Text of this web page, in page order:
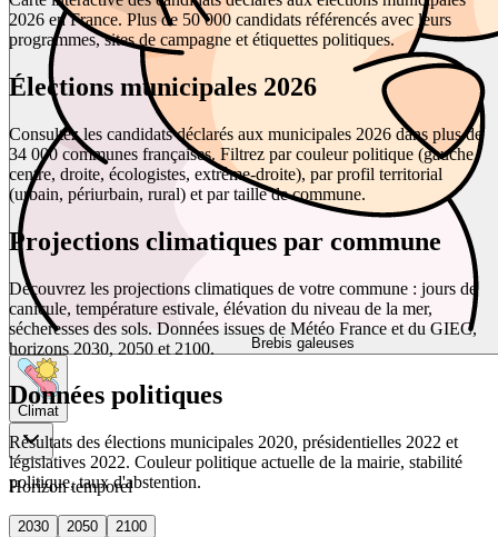
Brebis galeuses
Climat
Horizon temporel
2030 2050
2100
2026 en France. Plus de 50 000 candidats référencés avec leurs
programmes, sites de campagne et étiquettes politiques.
Élections municipales 2026
Consultez les candidats déclarés aux municipales 2026 dans plus de
34 000 communes françaises. Filtrez par couleur politique (gauche,
centre, droite, écologistes, extrême-droite), par profil territorial
(urbain, périurbain, rural) et par taille de commune.
Projections climatiques par commune
Découvrez les projections climatiques de votre commune : jours de
canicule, température estivale, élévation du niveau de la mer,
sécheresses des sols. Données issues de Météo France et du GIEC,
horizons 2030, 2050 et 2100.
Données politiques
Résultats des élections municipales 2020, présidentielles 2022 et
législatives 2022. Couleur politique actuelle de la mairie, stabilité
politique, taux d'abstention.